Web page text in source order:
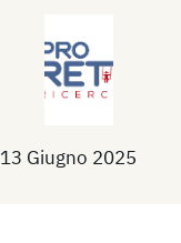
13 Giugno 2025